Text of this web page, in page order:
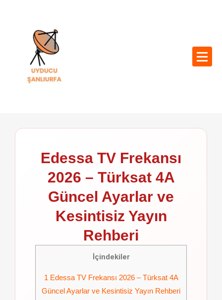
Edessa TV Frekansı
2026 – Türksat 4A
Güncel Ayarlar ve
Kesintisiz Yayın
Rehberi
İçindekiler
1 Edessa TV Frekansı 2026 – Türksat 4A
Güncel Ayarlar ve Kesintisiz Yayın Rehberi